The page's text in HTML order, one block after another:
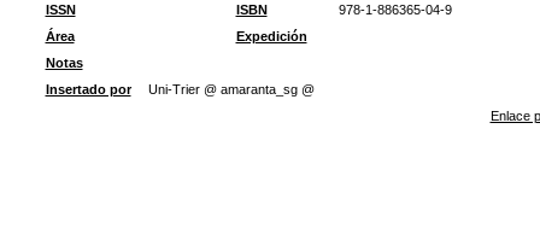
ISSN
ISBN
978-1-886365-04-9
Área
Expedición
Notas
Insertado por
Uni-Trier @ amaranta_sg @
Enlace